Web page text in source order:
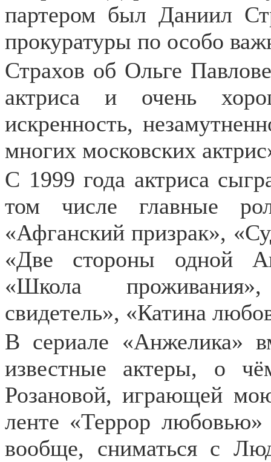
партером был Даниил
прокуратуры по особо
Страхов об Ольге
актриса и очень
искренность,
многих московских
С 1999 года актриса
том числе главные
«Афганский призрак»,
«Две стороны одной
«Школа
свидетель», «Катина
В сериале «Анжелика»
известные актеры, о
Розановой, играющей
ленте «Террор
вообще, сниматься с